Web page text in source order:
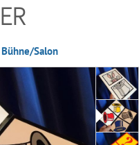
Bühne/Salon